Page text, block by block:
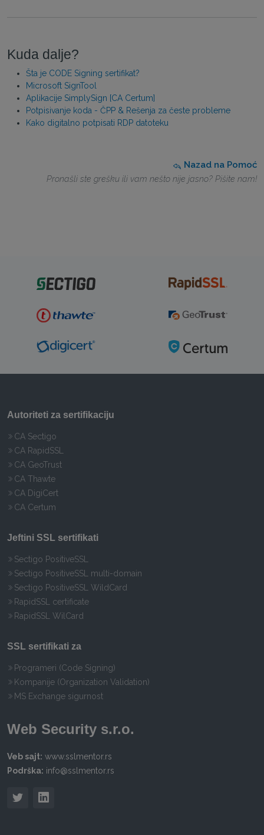
Kuda dalje?
Šta je CODE Signing sertifikat?
Microsoft SignTool
Aplikacije SimplySign [CA Certum]
Potpisivanje koda - ČPP & Rešenja za česte probleme
Kako digitalno potpisati RDP datoteku
Nazad na Pomoć
Pronašli ste grešku ili vam nešto nije jasno? Pišite nam!
Autoriteti za sertifikaciju
CA Sectigo
CA RapidSSL
CA GeoTrust
CA Thawte
CA DigiCert
CA Certum
Jeftini SSL sertifikati
Sectigo PositiveSSL
Sectigo PositiveSSL multi-domain
Sectigo PositiveSSL WildCard
RapidSSL certificate
RapidSSL WilCard
SSL sertifikati za
Programeri (Code Signing)
Kompanije (Organization Validation)
MS Exchange sigurnost
Web Security s.r.o.
Veb sajt: www.sslmentor.rs
Podrška: info@sslmentor.rs